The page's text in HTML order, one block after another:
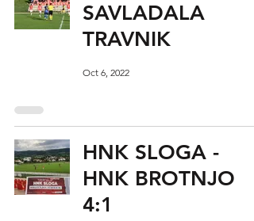
SAVLADALA
TRAVNIK
Oct 6, 2022
HNK SLOGA -
HNK BROTNJO
4:1